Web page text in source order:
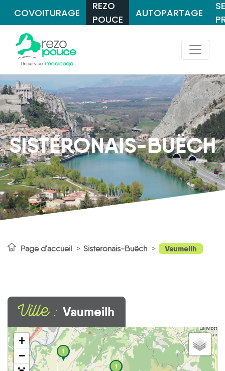
COVOITURAGE
REZO
POUCE
AUTOPARTAGE
SISTERONAIS-BUËCH
Page d'accueil Sisteronais-Buëch Vaumeilh
Ville : Vaumeilh
1
1
+
−